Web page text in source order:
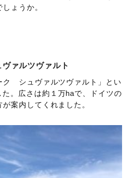
しょうか。
ァルツヴァルト
ク シュヴァルツヴァルト」とい
。広さは約１万haで、ドイツの
案内してくれました。